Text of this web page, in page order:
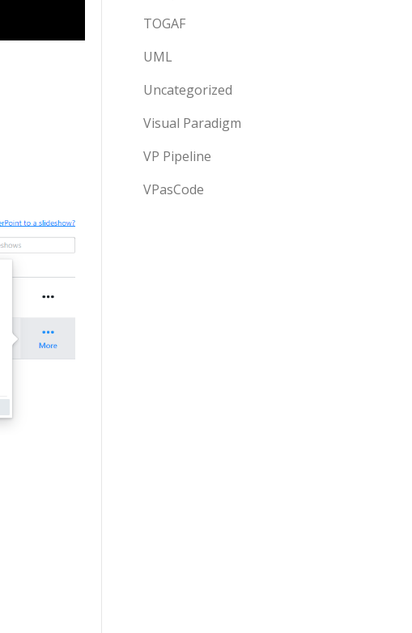
TOGAF
UML
Uncategorized
Visual Paradigm
VP Pipeline
VPasCode